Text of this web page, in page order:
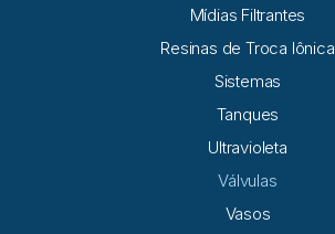
Mídias Filtrantes
Resinas de Troca Iônica
Sistemas
Tanques
Ultravioleta
Válvulas
Vasos